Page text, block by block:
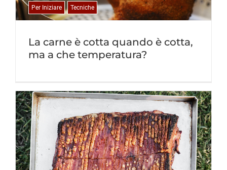
La carne è cotta quando è cotta,
ma a che temperatura?
Per Iniziare Tecniche